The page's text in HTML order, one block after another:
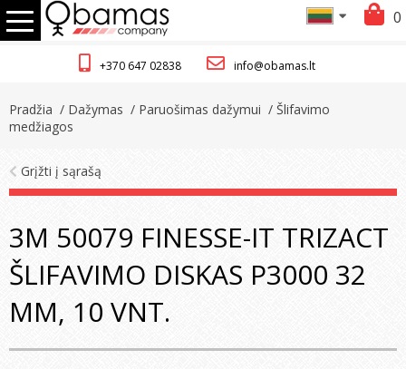
+370 647 02838 info@obamas.lt
0
Pradžia / Dažymas / Paruošimas dažymui / Šlifavimo
medžiagos
Grįžti į sąrašą
3M 50079 FINESSE-IT TRIZACT
ŠLIFAVIMO DISKAS P3000 32
MM, 10 VNT.